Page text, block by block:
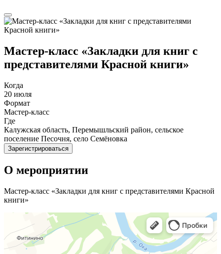
Мастер-класс «Закладки для книг с
представителями Красной книги»
Когда
20 июля
Формат
Мастер-класс
Где
Калужская область, Перемышльский район, сельское
поселение Песочня, село Семёновка
Зарегистрироваться
О мероприятии
Мастер-класс «Закладки для книг с представителями Красной
книги»